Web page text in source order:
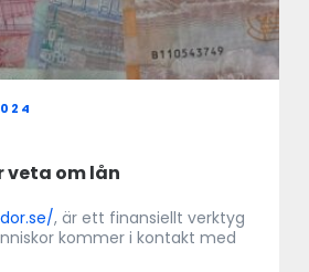
veta om lån
, är ett finansiellt verktyg
kommer i kontakt med